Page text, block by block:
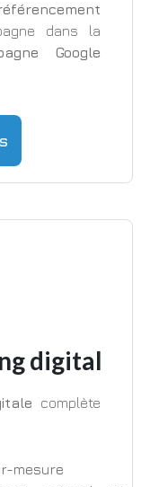
dans la
Google
digital
complète
mesure